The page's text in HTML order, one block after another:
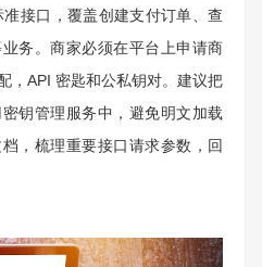
接口，覆盖创建支付订单、查
务。商家必须在平台上申请商
，API 密匙和公私钥对。建议把
钥管理服务中，避免明文加载
，梳理重要接口请求参数，回